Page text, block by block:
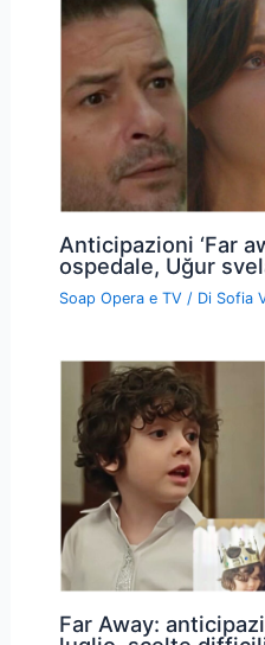
Anticipazioni ‘Far
ospedale, Uğur
Soap Opera e TV / Di Sofia
Far Away: